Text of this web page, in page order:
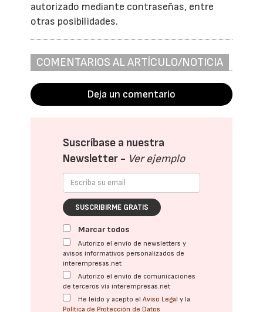
autorizado mediante contraseñas, entre
otras posibilidades.
COMENTARIOS AL ARTÍCULO/NOTICIA
Deja un comentario
Suscríbase a nuestra
Newsletter - Ver ejemplo
SUSCRIBIRME GRATIS
Marcar todos
Autorizo el envío de newsletters y
avisos informativos personalizados de
interempresas.net
Autorizo el envío de comunicaciones
de terceros vía interempresas.net
He leído y acepto elAviso Legal y la
Política de Protección de Datos